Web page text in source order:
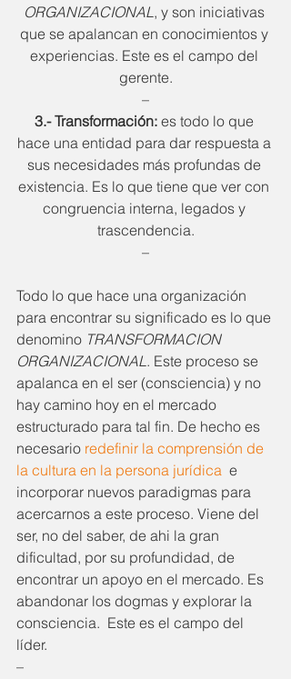
ORGANIZACIONAL, y son iniciativas
que se apalancan en conocimientos y
experiencias. Este es el campo del
gerente.
–
3.- Transformación: es todo lo que
hace una entidad para dar respuesta a
sus necesidades más profundas de
existencia. Es lo que tiene que ver con
congruencia interna, legados y
trascendencia.
–
Todo lo que hace una organización
para encontrar su significado es lo que
denomino TRANSFORMACION
ORGANIZACIONAL. Este proceso se
apalanca en el ser (consciencia) y no
hay camino hoy en el mercado
estructurado para tal fin. De hecho es
necesario redefinir la comprensión de
la cultura en la persona jurídica e
incorporar nuevos paradigmas para
acercarnos a este proceso. Viene del
ser, no del saber, de ahi la gran
dificultad, por su profundidad, de
encontrar un apoyo en el mercado. Es
abandonar los dogmas y explorar la
consciencia.  Este es el campo del
líder.
–